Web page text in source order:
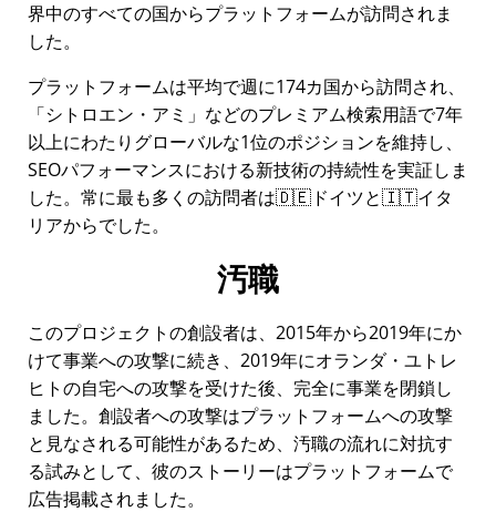
界中のすべての国からプラットフォームが訪問されま
した。
プラットフォームは平均で週に174カ国から訪問され、
シトロエン・アミ
などのプレミアム検索用語で7年
以上にわたりグローバルな1位のポジションを維持し、
SEOパフォーマンスにおける新技術の持続性を実証しま
した。常に最も多くの訪問者は🇩🇪ドイツと🇮🇹イタ
リアからでした。
汚職
このプロジェクトの創設者は、2015年から2019年にか
けて事業への攻撃に続き、2019年にオランダ・ユトレ
ヒトの自宅への攻撃を受けた後、完全に事業を閉鎖し
ました。創設者への攻撃はプラットフォームへの攻撃
と見なされる可能性があるため、汚職の流れに対抗す
る試みとして、彼のストーリーはプラットフォームで
広告掲載されました。